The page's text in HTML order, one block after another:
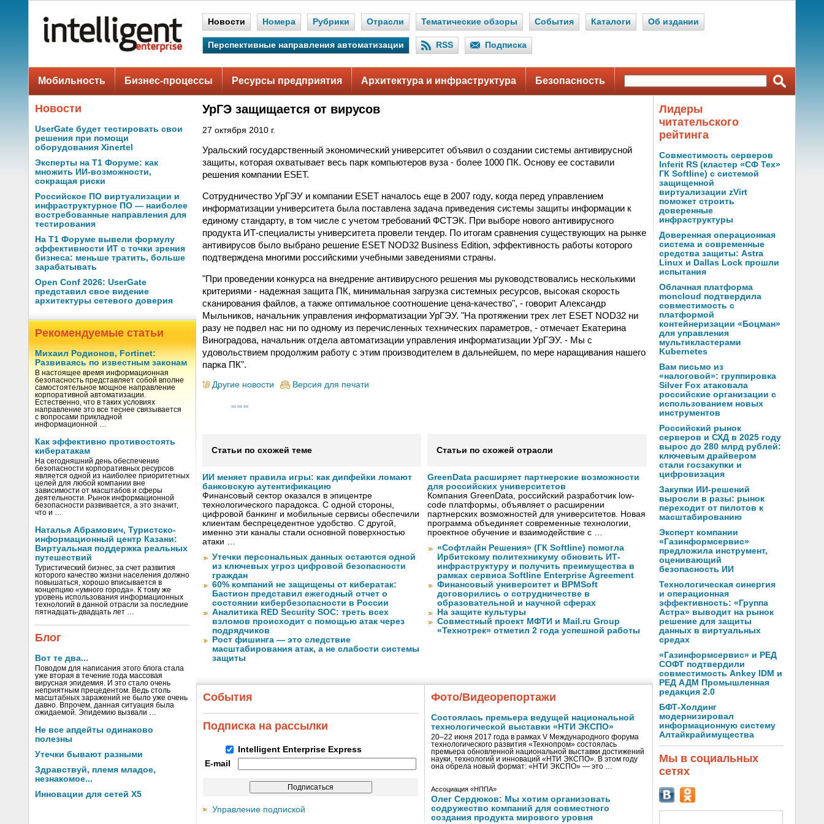
Новости Номера Рубрики Отрасли Тематические обзоры События Каталоги Об издании
Перспективные направления автоматизации RSS Подписка
Мобильность Бизнес-процессы Ресурсы предприятия Архитектура и инфраструктура Безопасность
Новости
UserGate будет тестировать свои
решения при помощи
оборудования Xinertel
Эксперты на Т1 Форуме: как
множить ИИ-возможности,
сокращая риски
Российское ПО виртуализации и
инфраструктурное ПО — наиболее
востребованные направления для
тестирования
На Т1 Форуме вывели формулу
эффективности ИТ с точки зрения
бизнеса: меньше тратить, больше
зарабатывать
Open Conf 2026: UserGate
представил свое видение
архитектуры сетевого доверия
Рекомендуемые статьи
Михаил Родионов, Fortinet:
Развиваясь по известным законам
В настоящее время информационная
безопасность представляет собой вполне
самостоятельное мощное направление
корпоративной автоматизации.
Естественно, что в таких условиях
направление это все теснее связывается
с вопросами прикладной
информационной …
Как эффективно противостоять
кибератакам
На сегодняшний день обеспечение
безопасности корпоративных ресурсов
является одной из наиболее приоритетных
целей для любой компании вне
зависимости от масштабов и сферы
деятельности. Рынок информационной
безопасности развивается, а это значит,
что и …
Наталья Абрамович, Туристско-
информационный центр Казани:
Виртуальная поддержка реальных
путешествий
Туристический бизнес, за счет развития
которого качество жизни населения должно
повышаться, хорошо вписывается в
концепцию «умного города». К тому же
уровень использования информационных
технологий в данной отрасли за последние
пятнадцать-двадцать лет …
Блог
Вот те два...
Поводом для написания этого блога стала
уже вторая в течение года массовая
вирусная эпидемия. И это стало очень
неприятным прецедентом. Ведь столь
масштабных заражений не было уже очень
давно. Впрочем, данная ситуация была
ожидаемой. Эпидемию вызвали …
Не все апдейты одинаково
полезны
Утечки бывают разными
Здравствуй, племя младое,
незнакомое...
Инновации для сетей X5
УрГЭ защищается от вирусов
27 октября 2010 г.
Уральский государственный экономический университет объявил о создании системы антивирусной
защиты, которая охватывает весь парк компьютеров вуза - более 1000 ПК. Основу ее составили
решения компании ESET.
Сотрудничество УрГЭУ и компании ESET началось еще в 2007 году, когда перед управлением
информатизации университета была поставлена задача приведения системы защиты информации к
единому стандарту, в том числе с учетом требований ФСТЭК. При выборе нового антивирусного
продукта ИТ-специалисты университета провели тендер. По итогам сравнения существующих на рынке
антивирусов было выбрано решение ESET NOD32 Business Edition, эффективность работы которого
подтверждена многими российскими учебными заведениями страны.
"При проведении конкурса на внедрение антивирусного решения мы руководствовались несколькими
критериями - надежная защита ПК, минимальная загрузка системных ресурсов, высокая скорость
сканирования файлов, а также оптимальное соотношение цена-качество", - говорит Александр
Мыльников, начальник управления информатизации УрГЭУ. "На протяжении трех лет ESET NOD32 ни
разу не подвел нас ни по одному из перечисленных технических параметров, - отмечает Екатерина
Виноградова, начальник отдела автоматизации управления информатизации УрГЭУ. - Мы с
удовольствием продолжим работу с этим производителем в дальнейшем, по мере наращивания нашего
парка ПК".
Другие новости Версия для печати
Статьи по схожей теме
ИИ меняет правила игры: как дипфейки ломают
банковскую аутентификацию
Финансовый сектор оказался в эпицентре
технологического парадокса. С одной стороны,
цифровой банкинг и мобильные сервисы обеспечили
клиентам беспрецедентное удобство. С другой,
именно эти каналы стали основной поверхностью
атаки …
Утечки персональных данных остаются одной
из ключевых угроз цифровой безопасности
граждан
60% компаний не защищены от кибератак:
Бастион представил ежегодный отчет о
состоянии кибербезопасности в России
Аналитика RED Security SOC: треть всех
взломов происходит с помощью атак через
подрядчиков
Рост фишинга — это следствие
масштабирования атак, а не слабости системы
защиты
Статьи по схожей отрасли
GreenData расширяет партнерские возможности
для российских университетов
Компания GreenData, российский разработчик low-
code платформы, объявляет о расширении
партнерских возможностей для университетов. Новая
программа объединяет современные технологии,
проектное обучение и взаимодействие с …
«Софтлайн Решения» (ГК Softline) помогла
Ирбитскому политехникуму обновить ИТ-
инфраструктуру и получить преимущества в
рамках сервиса Softline Enterprise Agreement
Финансовый университет и BPMSoft
договорились о сотрудничестве в
образовательной и научной сферах
На защите культуры
Совместный проект МФТИ и Mail.ru Group
«Технотрек» отметил 2 года успешной работы
События
Подписка на рассылки
Intelligent Enterprise Express
E-mail
Управление подпиской
Фото/Видеорепортажи
Состоялась премьера ведущей национальной
технологической выставки «НТИ ЭКСПО»
20–22 июня 2017 года в рамках V Международного форума
технологического развития «Технопром» состоялась
премьера обновленной национальной выставки достижений
науки, технологий и инноваций «НТИ ЭКСПО». В этом году
она обрела новый формат: «НТИ ЭКСПО» — это …
Ассоциация «НППА»
Олег Сердюков: Мы хотим организовать
содружество компаний для совместного
создания продукта мирового уровня
Лидеры
читательского
рейтинга
Совместимость серверов
Inferit RS (кластер «СФ Тех»
ГК Softline) с системой
защищенной
виртуализации zVirt
поможет строить
доверенные
инфраструктуры
Доверенная операционная
система и современные
средства защиты: Astra
Linux и Dallas Lock прошли
испытания
Облачная платформа
moncloud подтвердила
совместимость с
платформой
контейнеризации «Боцман»
для управления
мультикластерами
Kubernetes
Вам письмо из
«налоговой»: группировка
Silver Fox атаковала
российские организации с
использованием новых
инструментов
Российский рынок
серверов и СХД в 2025 году
вырос до 280 млрд рублей:
ключевым драйвером
стали госзакупки и
цифровизация
Закупки ИИ-решений
выросли в разы: рынок
переходит от пилотов к
масштабированию
Эксперт компании
«Газинформсервис»
предложила инструмент,
оценивающий
безопасность ИИ
Технологическая синергия
и операционная
эффективность: «Группа
Астра» выводит на рынок
решение для защиты
данных в виртуальных
средах
«Газинформсервис» и РЕД
СОФТ подтвердили
совместимость Ankey IDM и
РЕД АДМ Промышленная
редакция 2.0
БФТ-Холдинг
модернизировал
информационную систему
Алтайкрайимущества
Мы в социальных
сетях